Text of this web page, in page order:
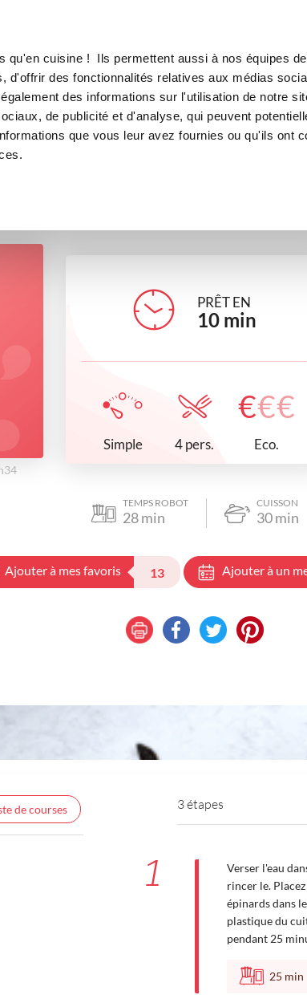
qu'en cuisine ! Ils permettent aussi à nos équipes
d'offrir des fonctionnalités relatives aux médias
des informations sur l'utilisation de notre
de publicité et d'analyse, qui peuvent
que vous leur avez fournies ou qu'ils ont
cabillaud, riz à la
plats
PRÊT EN
10 min
Simple 4 pers.
€€€
Eco.
TEMPS ROBOT
28min
CUISSON
30min
Ajouter à mes favoris 13 Ajouter à un
de courses 3 étapes
1
Verser l'eau
rincer le.
épinards dans
plastique du
pendant 25
25 min